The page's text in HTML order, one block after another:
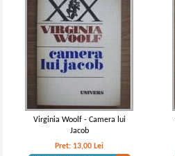
Virginia Woolf - Camera lui
Jacob
Pret: 13,00 Lei